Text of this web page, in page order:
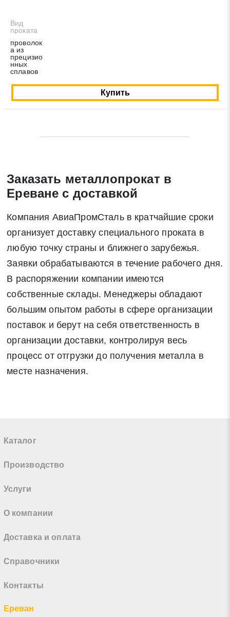
Поиск Закрыть
Вид
проката
проволок
а из
прецизио
нных
сплавов
Купить
Заказать металлопрокат в
Ереване с доставкой
Компания АвиаПромСталь в кратчайшие сроки
организует доставку специального проката в
любую точку страны и ближнего зарубежья.
Заявки обрабатываются в течение рабочего дня.
В распоряжении компании имеются
собственные склады. Менеджеры обладают
большим опытом работы в сфере организации
поставок и берут на себя ответственность в
организации доставки, контролируя весь
процесс от отгрузки до получения металла в
месте назначения.
Каталог
Производство
Услуги
О компании
Доставка и оплата
Справочники
Контакты
Ереван
* - обязательные поля для заполнения
Отправить заявку
Нажимая на кнопку «Отправить заявку» Вы даете согласие
на обработку своих персональных данных в соответствии со
статьей 9 Федерального закона от 27 июля 2006 г. N 152-ФЗ